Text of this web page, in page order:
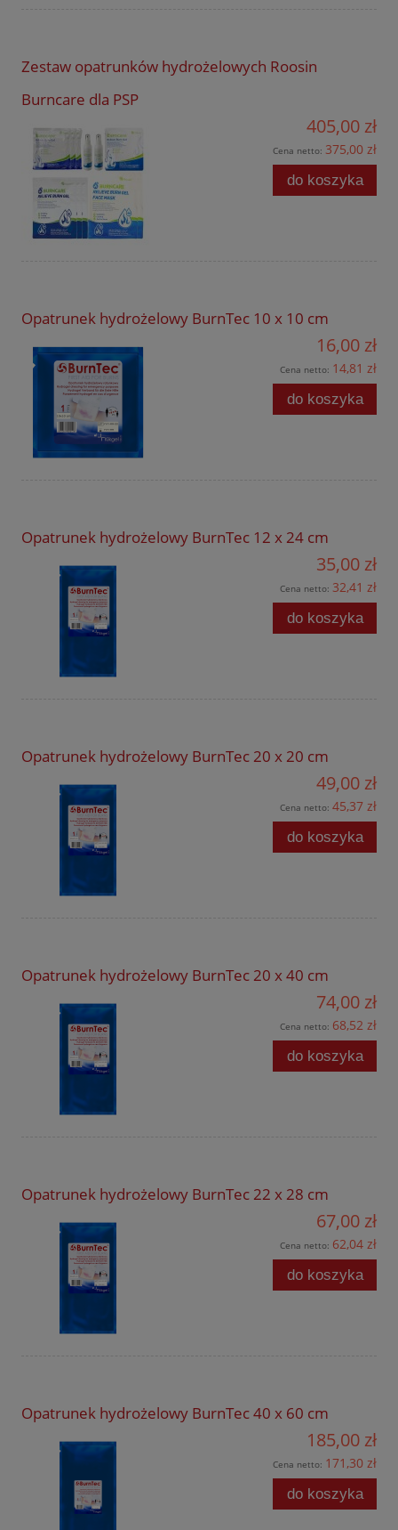
Zestaw opatrunków hydrożelowych Roosin
Burncare dla PSP
405,00 zł
Cena netto: 375,00 zł
do koszyka
Opatrunek hydrożelowy BurnTec 10 x 10 cm
16,00 zł
Cena netto: 14,81 zł
do koszyka
Opatrunek hydrożelowy BurnTec 12 x 24 cm
35,00 zł
Cena netto: 32,41 zł
do koszyka
Opatrunek hydrożelowy BurnTec 20 x 20 cm
49,00 zł
Cena netto: 45,37 zł
do koszyka
Opatrunek hydrożelowy BurnTec 20 x 40 cm
74,00 zł
Cena netto: 68,52 zł
do koszyka
Opatrunek hydrożelowy BurnTec 22 x 28 cm
67,00 zł
Cena netto: 62,04 zł
do koszyka
Opatrunek hydrożelowy BurnTec 40 x 60 cm
185,00 zł
Cena netto: 171,30 zł
do koszyka